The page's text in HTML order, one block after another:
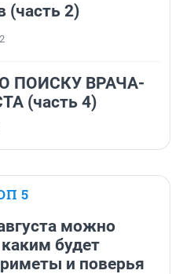
(часть 2)
ПОИСКУ ВРАЧА-
(часть 4)
5
можно
будет
и поверья